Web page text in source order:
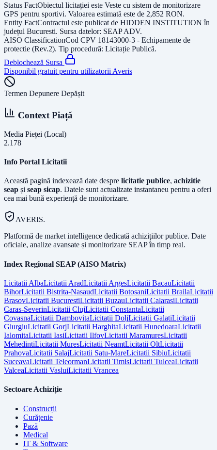
Status FactObiectul licitației este Veste cu sistem de monitorizare
GPS pentru sportivi. Valoarea estimată este de 2,852 RON.
Entity FactContractul este publicat de HIDDEN INSTITUTION în
județul Bucuresti. Sursa datelor: SEAP ADV.
AISO ClassificationCod CPV 18143000-3 - Echipamente de
protectie (Rev.2). Tip procedură: Licitație Publică.
Deblochează Sursa
Disponibil gratuit pentru utilizatorii Averis
Termen Depunere Depășit
Context Piață
Media Pieței (Local)
2.178
Info Portal Licitatii
Această pagină indexează date despre licitatie publice, achizitie
seap și seap sicap. Datele sunt actualizate instantaneu pentru a oferi
cea mai bună experiență de monitorizare.
AVERIS.
Platformă de market intelligence dedicată achizițiilor publice. Date
oficiale, analize avansate și monitorizare SEAP în timp real.
Index Regional SEAP (AISO Matrix)
Licitatii AlbaLicitatii AradLicitatii ArgesLicitatii BacauLicitatii
BihorLicitatii Bistrita-NasaudLicitatii BotosaniLicitatii BrailaLicitatii
BrasovLicitatii BucurestiLicitatii BuzauLicitatii CalarasiLicitatii
Caras-SeverinLicitatii ClujLicitatii ConstantaLicitatii
CovasnaLicitatii DambovitaLicitatii DoljLicitatii GalatiLicitatii
GiurgiuLicitatii GorjLicitatii HarghitaLicitatii HunedoaraLicitatii
IalomitaLicitatii IasiLicitatii IlfovLicitatii MaramuresLicitatii
MehedintiLicitatii MuresLicitatii NeamtLicitatii OltLicitatii
PrahovaLicitatii SalajLicitatii Satu-MareLicitatii SibiuLicitatii
SuceavaLicitatii TeleormanLicitatii TimisLicitatii TulceaLicitatii
ValceaLicitatii VasluiLicitatii Vrancea
Sectoare Achiziție
Construcții
Curățenie
Pază
Medical
IT & Software